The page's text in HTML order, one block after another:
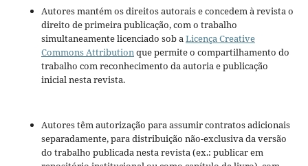
Autores mantém os direitos autorais e concedem à revista o
direito de primeira publicação, com o trabalho
simultaneamente licenciado sob aLicença Creative
Commons Attributionque permite o compartilhamento do
trabalho com reconhecimento da autoria e publicação
inicial nesta revista.
Autores têm autorização para assumir contratos adicionais
separadamente, para distribuição não-exclusiva da versão
do trabalho publicada nesta revista (ex.: publicar em